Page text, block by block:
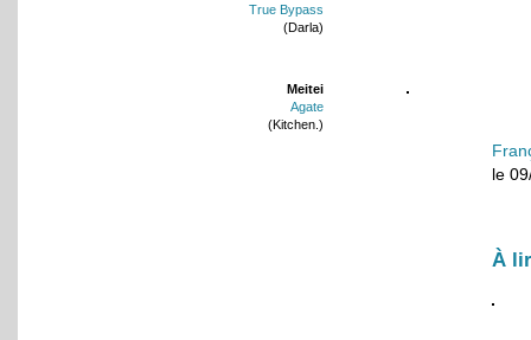
True Bypass
(Darla)
Meitei
Agate
(Kitchen.)
le
À